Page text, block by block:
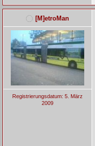
[M]etroMan
Registrierungsdatum: 5. März
2009